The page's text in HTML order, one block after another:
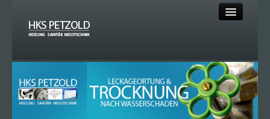
HEIZUNG